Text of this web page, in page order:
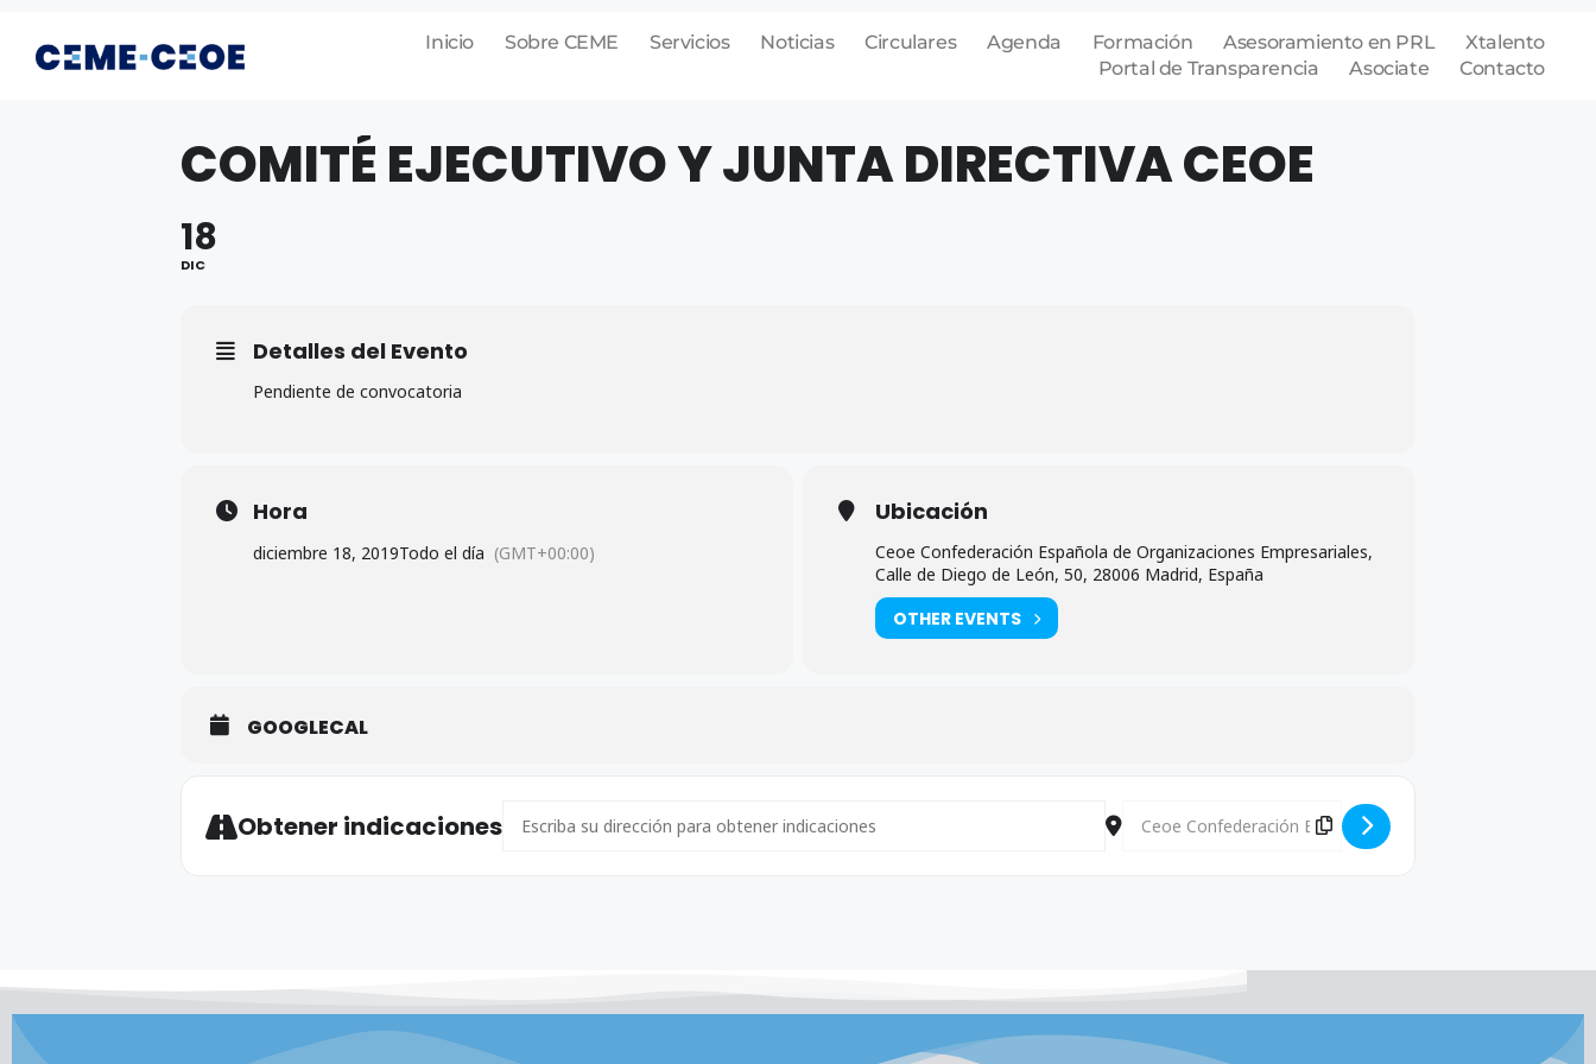
Inicio Sobre CEME Servicios Noticias Circulares Agenda Formación Asesoramiento en PRL
Xtalento
Portal de Transparencia
Asociate Contacto
COMITÉ EJECUTIVO Y JUNTA DIRECTIVA CEOE
18
DIC
Detalles del Evento
Pendiente de convocatoria
Hora
diciembre 18, 2019Todo el día (GMT+00:00)
Ubicación
Ceoe Confederación Española de Organizaciones Empresariales,
Calle de Diego de León, 50, 28006 Madrid, España
OTHER EVENTS
GOOGLECAL
Obtener indicaciones Destination Address - Comité Ejecutivo y Junta Directiva